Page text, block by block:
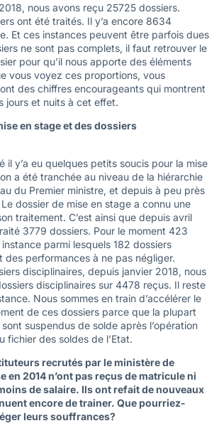
nous avons reçu 25725 dossiers.
ont été traités. Il y’a encore 8634
Et ces instances peuvent être parfois dues
ne sont pas complets, il faut retrouver le
pour qu’il nous apporte des éléments
vous voyez ces proportions, vous
des chiffres encourageants qui montrent
jours et nuits à cet effet.
en stage et des dossiers
il y’a eu quelques petits soucis pour la mise
a été tranchée au niveau de la hiérarchie
du Premier ministre, et depuis à peu près
dossier de mise en stage a connu une
traitement. C’est ainsi que depuis avril
3779 dossiers. Pour le moment 423
parmi lesquels 182 dossiers
des performances à ne pas négliger.
disciplinaires, depuis janvier 2018, nous
disciplinaires sur 4478 reçus. Il reste
Nous sommes en train d’accélérer le
de ces dossiers parce que la plupart
suspendus de solde après l’opération
fichier des soldes de l’Etat.
recrutés par le ministère de
en 2014 n’ont pas reçus de matricule ni
de salaire. Ils ont refait de nouveaux
encore de trainer. Que pourriez-
leurs souffrances?